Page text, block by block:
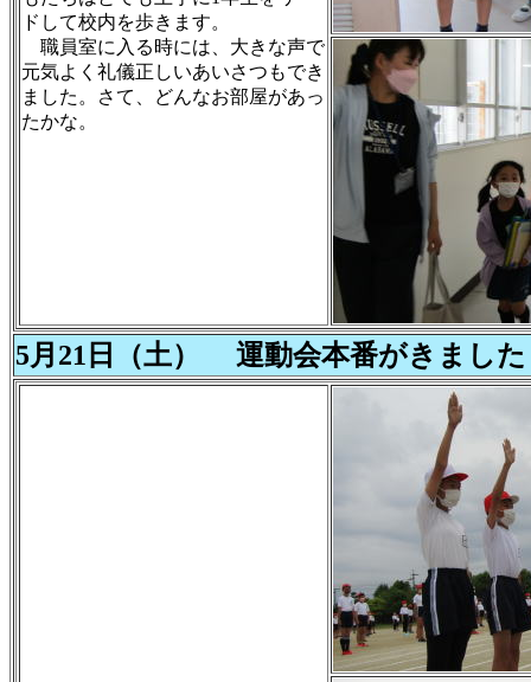
ドして校内を歩きます。
職員室に入る時には、大きな声で
元気よく礼儀正しいあいさつもでき
ました。さて、どんなお部屋があっ
たかな。
5月21日（土） 運動会本番がきました